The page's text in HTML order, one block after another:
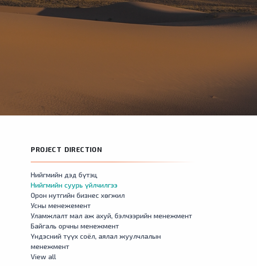
PROJECT DIRECTION
Нийгмийн дэд бүтэц
Нийгмийн суурь үйлчилгээ
Орон нутгийн бизнес хөгжил
Усны менежемент
Уламжлалт мал аж ахуй, бэлчээрийн менежмент
Байгаль орчны менежмент
Үндэсний түүх соёл, аялал жуулчлалын
менежмент
View all